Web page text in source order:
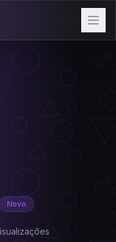
Novo